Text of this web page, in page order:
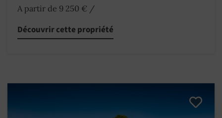
A partir de 9 250 € /
Découvrir cette propriété